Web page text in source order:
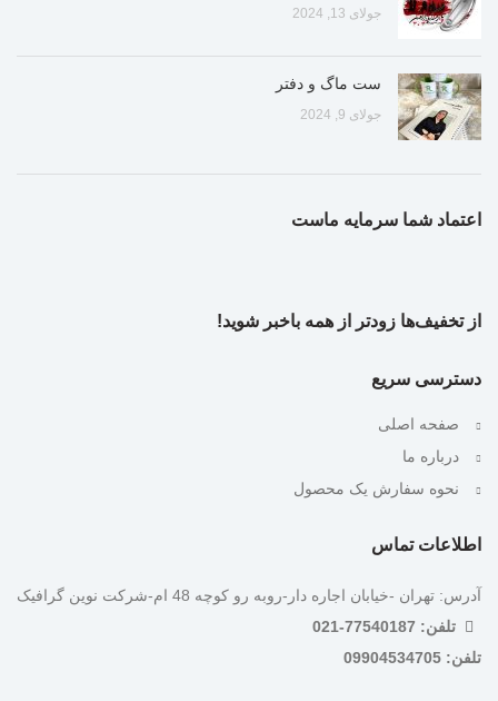
جولای 13, 2024
ست ماگ و دفتر
جولای 9, 2024
اعتماد شما سرمایه ماست
از تخفیف‌ها زودتر از همه باخبر شوید!
دسترسی سریع
صفحه اصلی
درباره ما
نحوه سفارش یک محصول
اطلاعات تماس
آدرس: تهران -خیابان اجاره دار-روبه رو کوچه 48 ام-شرکت نوین گرافیک
تلفن: 77540187-021
تلفن: 09904534705